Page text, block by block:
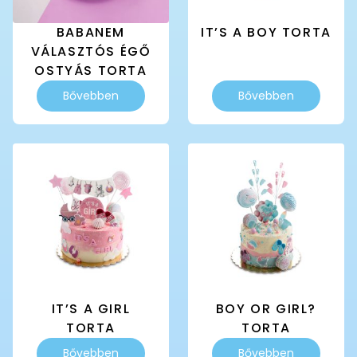
BABANEM
VÁLASZTÓS ÉGŐ
OSTYÁS TORTA
Bővebben
Ennek
a
terméknek
van.
változatok
termékoldalon
választhatók
IT’S A BOY TORTA
Bővebben
Ennek
a
terméknek
változatok
termékoldalon
választhatók
IT’S A GIRL
TORTA
Bővebben
Ennek
BOY OR GIRL?
TORTA
Bővebben
Ennek